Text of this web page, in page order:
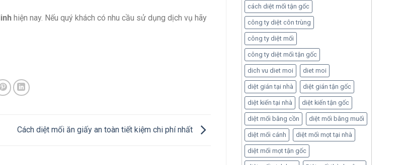
hiện nay. Nếu quý khách có nhu cầu sử dụng dịch vụ hãy
Cách diệt mối ăn giấy an toàn tiết kiệm chi phí nhất
cách diệt mối tận gốc
công ty diệt côn trùng
công ty diệt mối
công ty diệt mối tận gốc
dich vu diet moi diet moi
diệt gián tại nhà diệt gián tận gốc
diệt kiến tại nhà diệt kiến tận gốc
diệt mối bằng cồn diệt mối bằng muối
diệt mối cánh diệt mối mọt tại nhà
diệt mối mọt tận gốc